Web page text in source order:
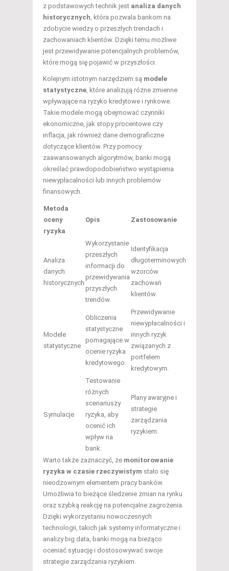
z podstawowych technik jest analiza danych
historycznych , która pozwala bankom na
zdobycie wiedzy o przeszłych trendach i
zachowaniach klientów. Dzięki temu możliwe
jest przewidywanie potencjalnych problemów,
które mogą się pojawić w przyszłości.
Kolejnym istotnym narzędziem są modele
statystyczne , które analizują różne zmienne
wpływające na ryzyko kredytowe i rynkowe.
Takie modele mogą obejmować czynniki
ekonomiczne, jak stopy procentowe czy
inflacja, jak również dane demograficzne
dotyczące klientów. Przy pomocy
zaawansowanych algorytmów, banki mogą
określać prawdopodobieństwo wystąpienia
niewypłacalności lub innych problemów
finansowych.
Metoda
oceny
ryzyka
Opis Zastosowanie
Analiza
danych
historycznych
Wykorzystanie
przeszłych
informacji do
przewidywania
przyszłych
trendów.
Identyfikacja
długoterminowych
wzorców
zachowań
klientów.
Modele
statystyczne
Obliczenia
statystyczne
pomagające w
ocenie ryzyka
kredytowego.
Przewidywanie
niewypłacalności i
innych ryzyk
związanych z
portfelem
kredytowym.
Symulacje
Testowanie
różnych
scenariuszy
ryzyka, aby
ocenić ich
wpływ na
bank.
Plany awaryjne i
strategie
zarządzania
ryzykiem.
Warto także zaznaczyć, że monitorowanie
ryzyka w czasie rzeczywistym stało się
nieodzownym elementem pracy banków.
Umożliwia to bieżące śledzenie zmian na rynku
oraz szybką reakcję na potencjalne zagrożenia.
Dzięki wykorzystaniu nowoczesnych
technologii, takich jak systemy informatyczne i
analizy big data, banki mogą na bieżąco
oceniać sytuację i dostosowywać swoje
strategie zarządzania ryzykiem.